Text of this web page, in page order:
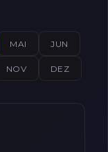
MAI JUN
NOV DEZ